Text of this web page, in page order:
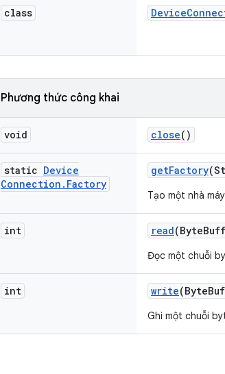
class Device
Phương thức công khai
void close()
static Device
Connection . Factory
getFactory
Tạo một nhà
int read(Byte
Đọc một chuỗi
int write(Byte
Ghi một chuỗi